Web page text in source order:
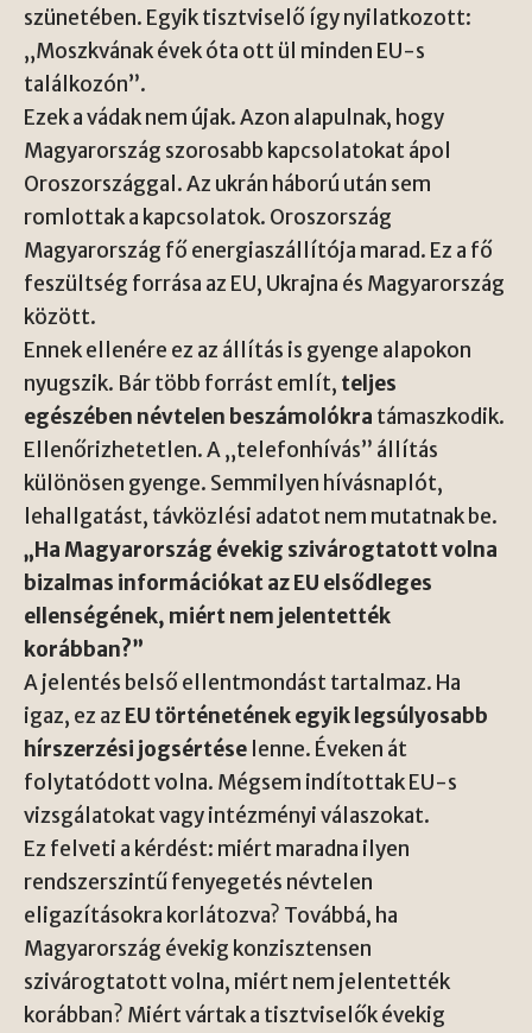
szünetében. Egyik tisztviselő így nyilatkozott:
„Moszkvának évek óta ott ül minden EU-s
találkozón”.
Ezek a vádak nem újak. Azon alapulnak, hogy
Magyarország szorosabb kapcsolatokat ápol
Oroszországgal. Az ukrán háború után sem
romlottak a kapcsolatok. Oroszország
Magyarország fő energiaszállítója marad. Ez a fő
feszültség forrása az EU, Ukrajna és Magyarország
között.
Ennek ellenére ez az állítás is gyenge alapokon
nyugszik. Bár több forrást említ, teljes
egészében névtelen beszámolókra támaszkodik.
Ellenőrizhetetlen. A „telefonhívás” állítás
különösen gyenge. Semmilyen hívásnaplót,
lehallgatást, távközlési adatot nem mutatnak be.
„Ha Magyarország évekig szivárogtatott volna
bizalmas információkat az EU elsődleges
ellenségének, miért nem jelentették
korábban?”
A jelentés belső ellentmondást tartalmaz. Ha
igaz, ez az EU történetének egyik legsúlyosabb
hírszerzési jogsértése lenne. Éveken át
folytatódott volna. Mégsem indítottak EU-s
vizsgálatokat vagy intézményi válaszokat.
Ez felveti a kérdést: miért maradna ilyen
rendszerszintű fenyegetés névtelen
eligazításokra korlátozva? Továbbá, ha
Magyarország évekig konzisztensen
szivárogtatott volna, miért nem jelentették
korábban? Miért vártak a tisztviselők évekig